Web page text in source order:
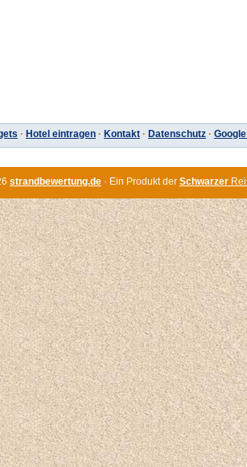
· Hotel eintragen · Kontakt · Datenschutz ·
strandbewertung.de · Ein Produkt der Schwarzer